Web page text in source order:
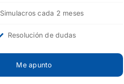
Simulacros cada 2 meses
Resolución de dudas
Me apunto